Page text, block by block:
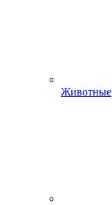
Животные